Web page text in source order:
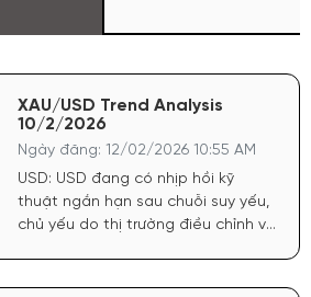
XAU/USD Trend Analysis
10/2/2026
Ngày đăng: 12/02/2026 10:55 AM
USD: USD đang có nhịp hồi kỹ
thuật ngắn hạn sau chuỗi suy yếu,
chủ yếu do thị trường điều chỉnh vị